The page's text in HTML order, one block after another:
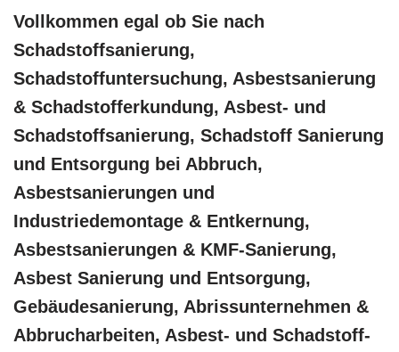
Vollkommen egal ob Sie nach
Schadstoffsanierung,
Schadstoffuntersuchung, Asbestsanierung
& Schadstofferkundung, Asbest- und
Schadstoffsanierung, Schadstoff Sanierung
und Entsorgung bei Abbruch,
Asbestsanierungen und
Industriedemontage & Entkernung,
Asbestsanierungen & KMF-Sanierung,
Asbest Sanierung und Entsorgung,
Gebäudesanierung, Abrissunternehmen &
Abbrucharbeiten, Asbest- und Schadstoff-